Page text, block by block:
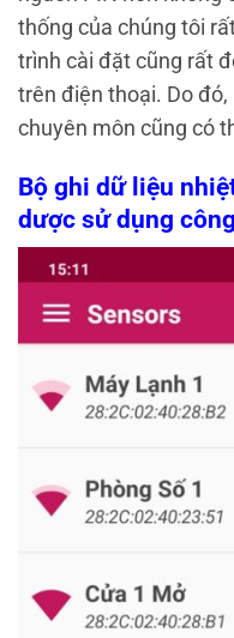
thống của chúng tôi
trình cài đặt cũng rất
trên điện thoại. Do
chuyên môn cũng có
Bộ ghi dữ liệu
dược sử dụng